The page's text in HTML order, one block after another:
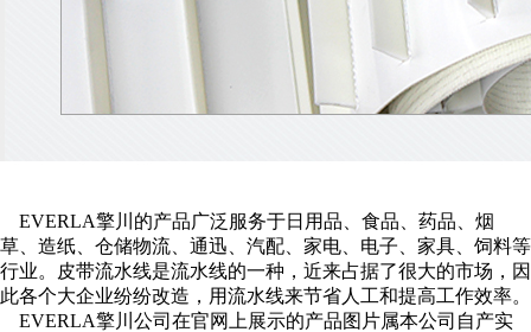
EVERLA擎川的产品广泛服务于日用品、食品、药品、烟
草、造纸、仓储物流、通迅、汽配、家电、电子、家具、饲料等
行业。皮带流水线是流水线的一种，近来占据了很大的市场，因
此各个大企业纷纷改造，用流水线来节省人工和提高工作效率。
EVERLA擎川公司在官网上展示的产品图片属本公司自产实